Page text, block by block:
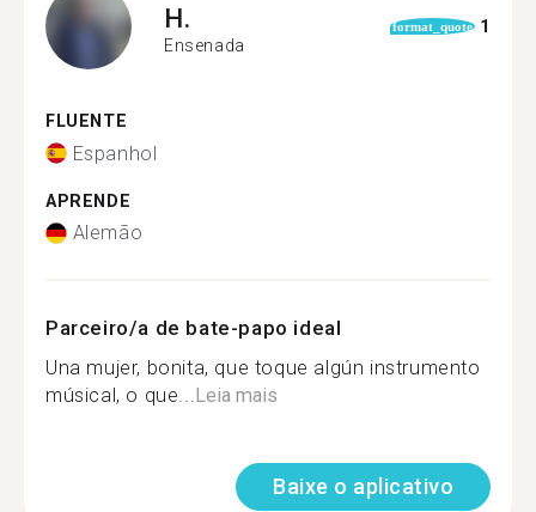
H.
Ensenada
format_quote 1
FLUENTE
Espanhol
APRENDE
Alemão
Parceiro/a de bate-papo ideal
Una mujer, bonita, que toque algún instrumento
músical, o que...Leia mais
Baixe o aplicativo